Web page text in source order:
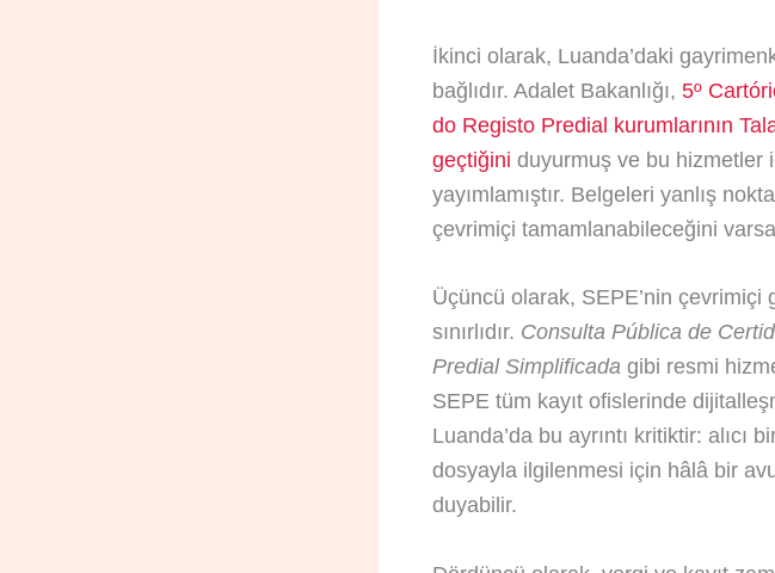
İkinci olarak, Luanda’daki
bağlıdır. Adalet Bakanlığı, 5º
do Registo Predial kurumlarının
geçtiğini duyurmuş ve bu hizmetler
yayımlamıştır. Belgeleri yanlış
çevrimiçi tamamlanabileceğini
Üçüncü olarak, SEPE’nin çevrimiçi
sınırlıdır. Consulta Pública de
Predial Simplificada gibi resmi
SEPE tüm kayıt ofislerinde
Luanda’da bu ayrıntı kritiktir: alıcı
dosyayla ilgilenmesi için hâlâ bir
duyabilir.